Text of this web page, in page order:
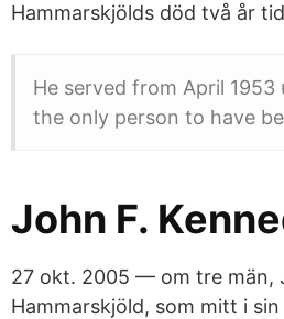
Hammarskjölds död två år
He served from April 1953
the only person to have
John F.
27 okt. 2005 — om tre män,
Hammarskjöld, som mitt i